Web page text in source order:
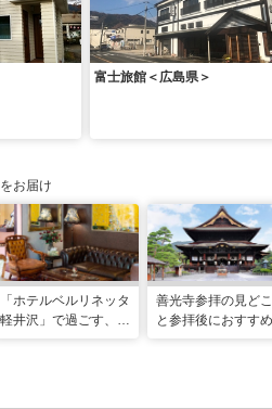
富士旅館＜広島県＞
お届け
「ホテルベルリネッタ
軽井沢」で過ごす、ア
善光寺参拝の見ど
と参拝後におすす